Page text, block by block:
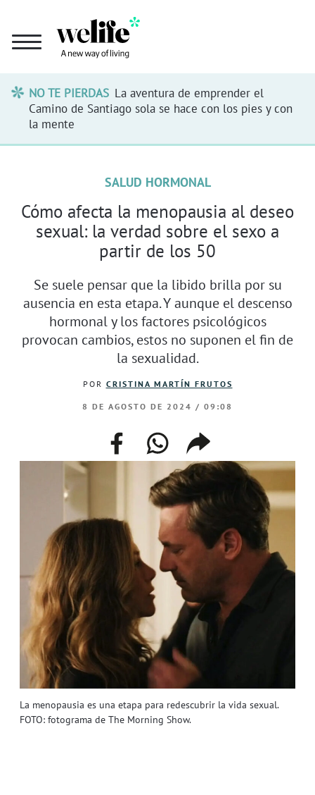
NO TE PIERDAS La aventura de emprender el
Camino de Santiago sola se hace con los pies y con
la mente
La menopausia es una etapa para redescubrir la vida sexual.
FOTO: fotograma de The Morning Show.
SALUD HORMONAL
Cómo afecta la menopausia al deseo
sexual: la verdad sobre el sexo a
partir de los 50
Se suele pensar que la libido brilla por su
ausencia en esta etapa. Y aunque el descenso
hormonal y los factores psicológicos
provocan cambios, estos no suponen el fin de
la sexualidad.
POR CRISTINA MARTÍN FRUTOS
8 DE AGOSTO DE 2024 / 09:08
facebookwhatsappcompartir
enlace